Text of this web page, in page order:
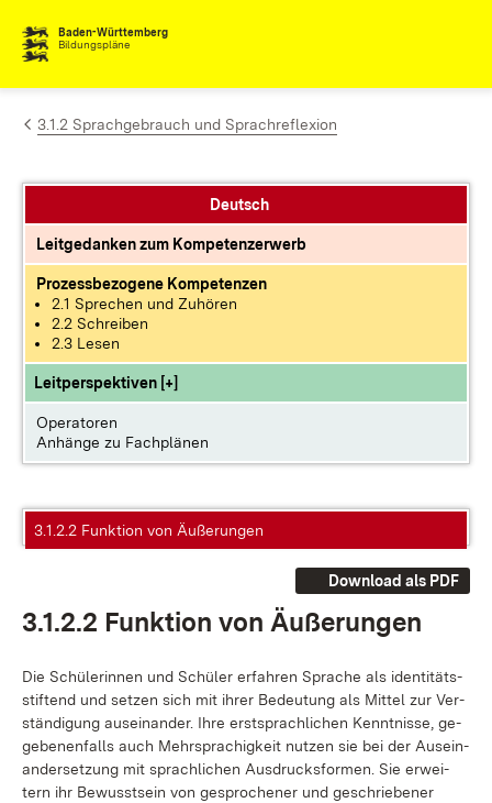
Zum Inhalt springen
Baden-Württemberg
Bildungspläne
3.1.2 Sprachgebrauch und Sprachreflexion
Deutsch
Leitgedanken zum Kompetenzerwerb
Prozessbezogene Kompetenzen
2.1 Sprechen und Zuhören
2.2 Schreiben
2.3 Lesen
Leitperspektiven [+]
Operatoren
Anhänge zu Fachplänen
3.1.2.2 Funktion von Äußerungen
Download als PDF
3.1.2.2 Funk­ti­on von Äu­ße­run­gen
Die Schü­le­rin­nen und Schü­ler er­fah­ren Spra­che als iden­ti­täts­
stif­tend und set­zen sich mit ih­rer Be­deu­tung als Mit­tel zur Ver­
stän­di­gung aus­ein­an­der. Ih­re erst­sprach­li­chen Kennt­nis­se, ge­
ge­be­nen­falls auch Mehr­spra­chig­keit nut­zen sie bei der Aus­ein­
an­der­set­zung mit sprach­li­chen Aus­drucks­for­men. Sie er­wei­
tern ihr Be­wusst­sein von ge­spro­che­ner und ge­schrie­be­ner